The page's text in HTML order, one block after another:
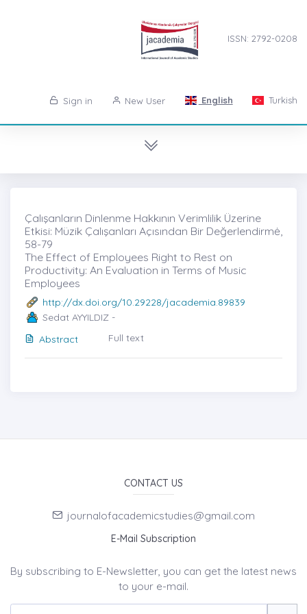
ISSN: 2792-0208
Sign in New User English Turkish
Çalışanların Dinlenme Hakkının Verimlilik Üzerine
Etkisi: Müzik Çalışanları Açısından Bir Değerlendirmė,
58-79
The Effect of Employees Right to Rest on
Productivity: An Evaluation in Terms of Music
Employees
http://dx.doi.org/10.29228/jacademia.89839
Sedat AYYILDIZ -
Abstract
Full text
CONTACT US
journalofacademicstudies@gmail.com
E-Mail Subscription
By subscribing to E-Newsletter, you can get the latest news
to your e-mail.